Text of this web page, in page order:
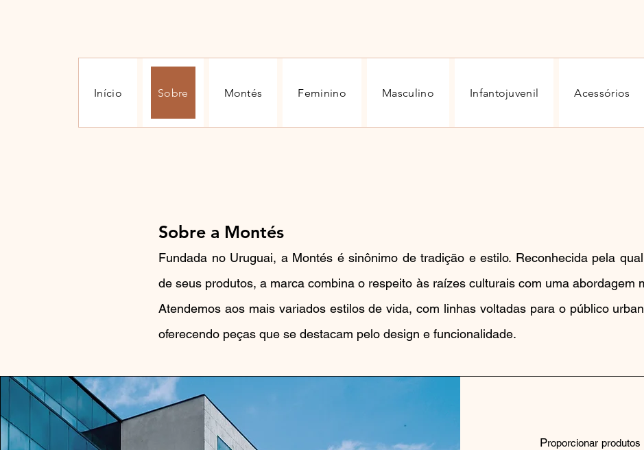
Início Sobre Montés Feminino Masculino Infantojuvenil Acessórios
Sobre a Montés
Fundada no Uruguai, a Montés é sinônimo de tradição e estilo. Reconhecida pela
de seus produtos, a marca combina o respeito às raízes culturais com uma abordagem
Atendemos aos mais variados estilos de vida, com linhas voltadas para o público
oferecendo peças que se destacam pelo design e funcionalidade.
Proporcionar